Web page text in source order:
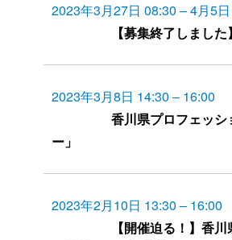
【募集終了しまし
2023年3月27日 08:30 –4月5
香川県プロフェッ
ー
2023年3月8日 14:30 – 16:00
【開催迫る！】香
2023年2月10日 13:30 – 16:00